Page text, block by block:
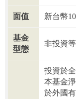
面值 新台幣
基金
型態
非投資
投資於
本基金
於外國